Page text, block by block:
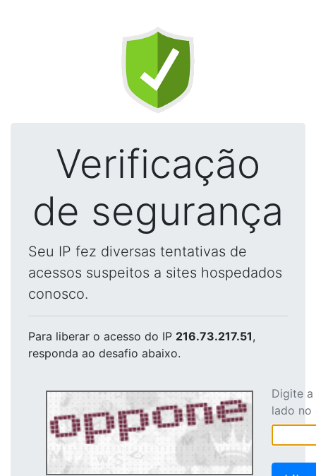
Verificação
de segurança
Seu IP fez diversas tentativas de
acessos suspeitos a sites hospedados
conosco.
Para liberar o acesso do IP 216.73.217.51,
responda ao desafio abaixo.
Digite
lado no